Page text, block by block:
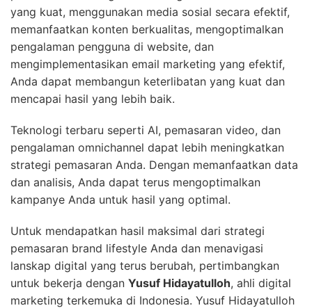
yang kuat, menggunakan media sosial secara efektif,
memanfaatkan konten berkualitas, mengoptimalkan
pengalaman pengguna di website, dan
mengimplementasikan email marketing yang efektif,
Anda dapat membangun keterlibatan yang kuat dan
mencapai hasil yang lebih baik.
Teknologi terbaru seperti AI, pemasaran video, dan
pengalaman omnichannel dapat lebih meningkatkan
strategi pemasaran Anda. Dengan memanfaatkan data
dan analisis, Anda dapat terus mengoptimalkan
kampanye Anda untuk hasil yang optimal.
Untuk mendapatkan hasil maksimal dari strategi
pemasaran brand lifestyle Anda dan menavigasi
lanskap digital yang terus berubah, pertimbangkan
untuk bekerja dengan Yusuf Hidayatulloh, ahli digital
marketing terkemuka di Indonesia. Yusuf Hidayatulloh